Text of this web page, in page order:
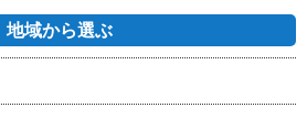
地域から選ぶ